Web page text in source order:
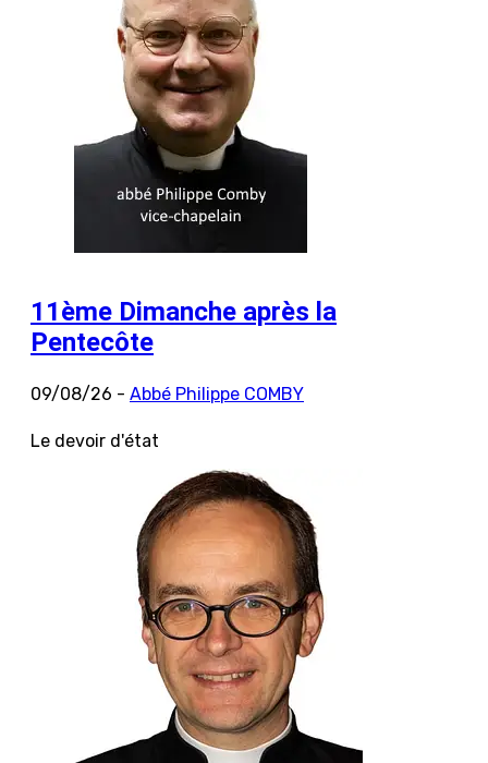
11ème Dimanche après la
Pentecôte
09/08/26 - Abbé Philippe COMBY
Le devoir d'état